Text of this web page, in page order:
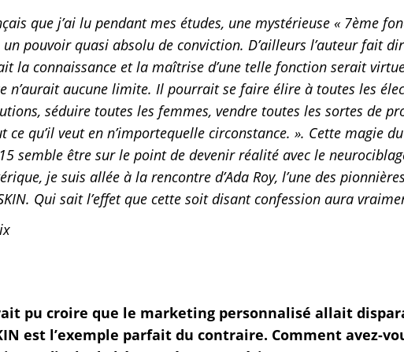
que j’ai lu pendant mes études, une mystérieuse « 7ème
pouvoir quasi absolu de conviction. D’ailleurs l’auteur fait
la connaissance et la maîtrise d’une telle fonction serait
n’aurait aucune limite. Il pourrait se faire élire à toutes les
séduire toutes les femmes, vendre toutes les sortes de
qu’il veut en n’importequelle circonstance. ». Cette magie
semble être sur le point de devenir réalité avec le
je suis allée à la rencontre d’Ada Roy, l’une des
Qui sait l’effet que cette soit disant confession aura
pu croire que le marketing personnalisé allait
est l’exemple parfait du contraire. Comment avez-